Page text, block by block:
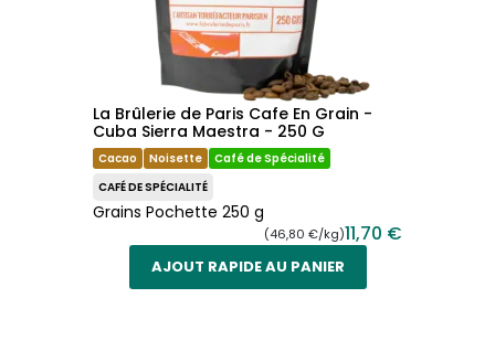
La Brûlerie de Paris Cafe En Grain -
Cuba Sierra Maestra - 250 G
Cacao Noisette
Café de Spécialité
CAFÉ DE SPÉCIALITÉ
Grains Pochette 250 g
(46,80 €/kg)11,70 €
AJOUT RAPIDE AU PANIER